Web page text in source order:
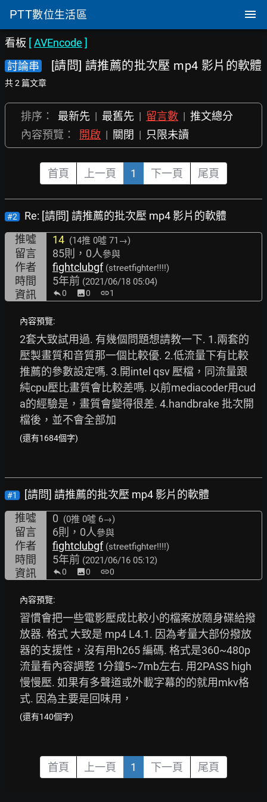
PTT數位生活區
看板 [AVEncode ]
討論串
[請問] 請推薦的批次壓 mp4 影片的軟體
共 2 篇文章
排序： 最新先 | 最舊先 | 留言數 | 推文總分
內容預覽：
開啟 | 關閉 | 只限未讀
首頁 上一頁 1 下一頁 尾頁
#2
Re: [請問] 請推薦的批次壓 mp4 影片的軟體
推噓
14 (14推 0噓 71→)
留言 85則，0人參與
作者 fightclubgf (streetfighter!!!!)
時間 5年前 (2021/06/18 05:04)
資訊 0 image0 link1
內容預覽:
2套大致試用過. 有幾個問題想請教一下. 1.兩套的
壓製畫質和音質那一個比較優. 2.低流量下有比較
推薦的參數設定嗎. 3.開intel qsv 壓檔，同流量跟
純cpu壓比畫質會比較差嗎. 以前mediacoder用cud
a的經驗是，畫質會變得很差. 4.handbrake 批次開
檔後，並不會全部加
(還有1684個字)
#1
[請問] 請推薦的批次壓 mp4 影片的軟體
推噓
0 (0推 0噓 6→)
留言 6則，0人參與
作者 fightclubgf (streetfighter!!!!)
時間 5年前 (2021/06/16 05:12)
資訊 0 image0 link0
內容預覽:
習慣會把一些電影壓成比較小的檔案放隨身碟給撥
放器. 格式 大致是 mp4 L4.1. 因為考量大部份撥放
器的支援性，沒有用h265 編碼. 格式是360~480p
流量看內容調整 1分鐘5~7mb左右. 用2PASS high
慢慢壓. 如果有多聲道或外載字幕的的就用mkv格
式. 因為主要是回味用，
(還有140個字)
首頁 上一頁 1 下一頁 尾頁